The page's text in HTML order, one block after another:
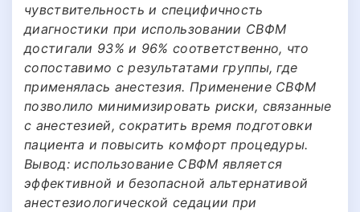
чувствительность и специфичность
диагностики при использовании СВФМ
достигали 93% и 96% соответственно, что
сопоставимо с результатами группы, где
применялась анестезия. Применение СВФМ
позволило минимизировать риски, связанные
с анестезией, сократить время подготовки
пациента и повысить комфорт процедуры.
Вывод: использование СВФМ является
эффективной и безопасной альтернативой
анестезиологической седации при